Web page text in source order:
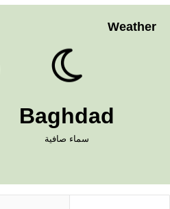
Weather
Baghdad
سماء صافية